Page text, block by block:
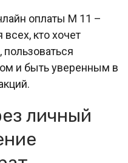
оплаты М 11 –
кто хочет
и быть уверенным в
личный